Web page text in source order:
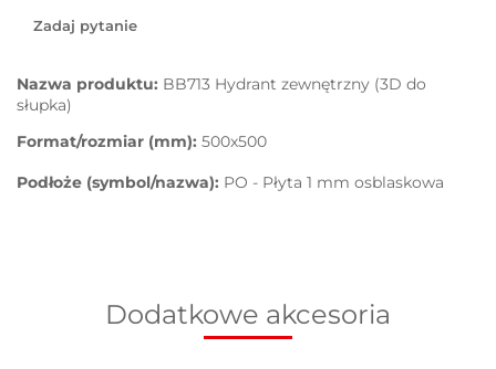
Zadaj pytanie
Nazwa produktu: BB713 Hydrant zewnętrzny (3D do
słupka)
Format/rozmiar (mm): 500x500
Podłoże (symbol/nazwa): PO - Płyta 1 mm osblaskowa
Dodatkowe akcesoria